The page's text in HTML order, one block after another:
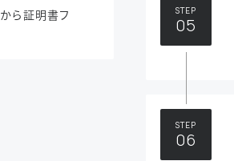
ら証明書フ
STEP
STEP